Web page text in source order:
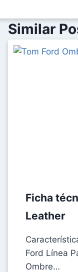
Similar
Ficha
Leather
Ford Línea
Ombre…